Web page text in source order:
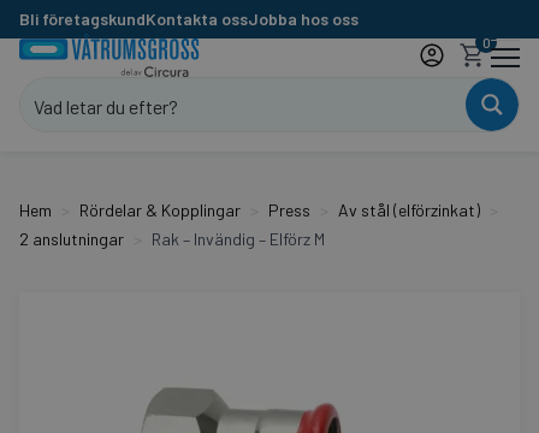
Bli företagskundKontakta ossJobba hos oss
0
Hem Rördelar & Kopplingar Press
Av stål (elförzinkat)
2 anslutningar
Rak – Invändig – Elförz M